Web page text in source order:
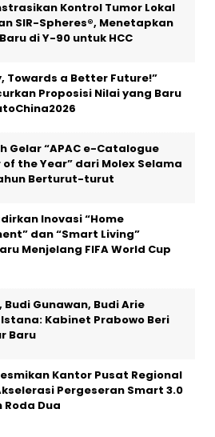
Kontrol Tumor Lokal
SIR-Spheres®, Menetapkan
di Y-90 untuk HCC
Towards a Better Future!”
Proposisi Nilai yang Baru
Gelar “APAC e-Catalogue
the Year” dari Molex Selama
Berturut-turut
Inovasi “Home
dan “Smart Living”
Menjelang FIFA World Cup
Budi Gunawan, Budi Arie
Kabinet Prabowo Beri
Baru
Kantor Pusat Regional
Pergeseran Smart 3.0
Dua